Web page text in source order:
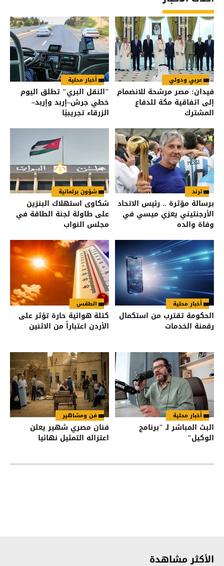
عربي ودولي
فيدان: مصر مرشحة للانضمام
إلى اتفاقية مكة للدفاع
المشترك
أخبار محلية
"النقل البري" تطلق اليوم
خطي جرش–إربد وإربد–
الزرقاء تجريبيًا
ترند
برسالة مؤثرة .. رئيس الاتحاد
الأرجنتيني يعزي ميسي في
وفاة والده
شؤون برلمانية
شكاوى استهلاك البنزين
على طاولة لجنة الطاقة في
مجلس النواب
أخبار محلية
الحكومة تقترب من استكمال
رقمنة الخدمات
الطقس
كتلة هوائية حارة تؤثر على
الأردن اعتباراً من الاثنين
أخبار محلية
البث المباشر لـ "برنامج
الوكيل"
فن ومشاهير
فنان مصري شهير يعلن
اعتزاله التمثيل نهائيا
الأكثر مشاهدة